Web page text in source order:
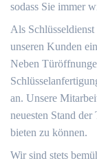
sodass Sie immer
Als
unseren Kunden
Neben
an. Unsere
neuesten Stand
bieten zu können.
Wir sind stets